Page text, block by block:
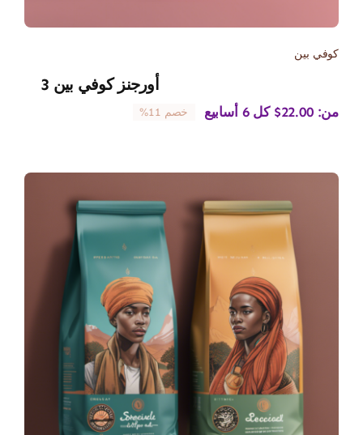
كوفي بين
أورجنز كوفي بين 3
من: $22.00 كل 6 أسابيع خصم 11%